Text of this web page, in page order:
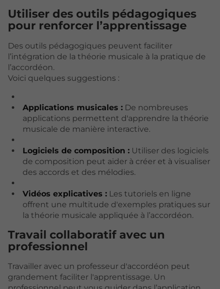
Utiliser des outils pédagogiques
pour renforcer l’apprentissage
Des outils pédagogiques peuvent faciliter
l’intégration de la théorie musicale à la pratique de
l’accordéon.
Voici quelques suggestions :
Applications musicales :De nombreuses
applications permettent d'apprendre la théorie
musicale de manière interactive.
Logiciels de composition :Utiliser des logiciels
de composition peut aider à créer et à visualiser
des accords et des mélodies.
Vidéos explicatives :Les tutoriels en ligne
offrent une multitude d'exemples pratiques sur
la théorie musicale appliquée à l’accordéon.
Travail collaboratif avec un
professionnel
Travailler avec un professeur d'accordéon peut
grandement faciliter l'apprentissage. Un